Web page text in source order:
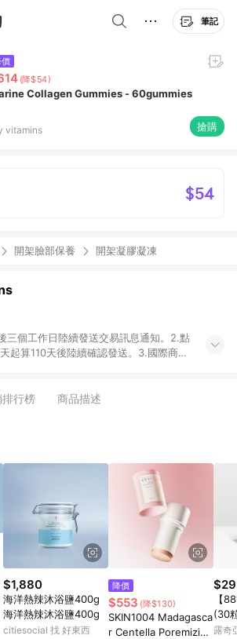
筆記
(降$54)
Collagen Gummies - 60gummies
vitamins 搶購
$54
開架臉部保養 開架凝膠凝凍
三個工作日陸續發送交易訊息通知。2.點
起算110天後陸續確認發送。3.國際商家
點資格。6.點數發送依據及返點上限將
回饋計算並非以My vitamins實際購買商
金額將以系統回傳金額為準 8. 若於商家
物導購資格。
排行榜 商品描述
$1,880
海洋熱辣沐浴鹽400g
海洋熱辣沐浴鹽400g
citiesocial 找 好東西
降價
$553 (降$130)
SKIN1004 Madagasca
r Centella Poremizing
【
(30
露奇